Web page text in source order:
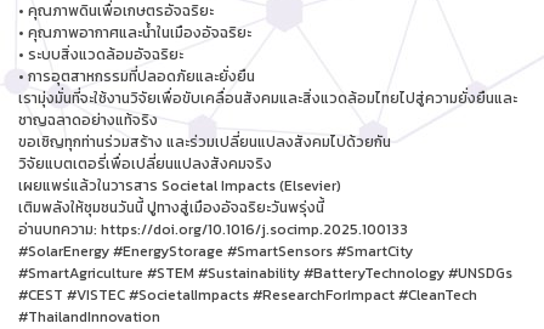
• คุณภาพดินเพื่อเกษตรอัจฉริยะ
• คุณภาพอากาศและน้ำในเมืองอัจฉริยะ
• ระบบสิ่งแวดล้อมอัจฉริยะ
• การอุตสาหกรรมที่ปลอดภัยและยั่งยืน
เรามุ่งมั่นที่จะใช้งานวิจัยเพื่อขับเคลื่อนสังคมและสิ่งแวดล้อมไทยไปสู่ความยั่งยืนและ
ชาญฉลาดอย่างแท้จริง
ขอเชิญทุกท่านร่วมสร้าง และร่วมเปลี่ยนแปลงสังคมไปด้วยกัน
วิจัยแบตเตอรี่เพื่อเปลี่ยนแปลงสังคมจริง
เผยแพร่แล้วในวารสาร Societal Impacts (Elsevier)
เติมพลังให้ชุมชนวันนี้ ปูทางสู่เมืองอัจฉริยะวันพรุ่งนี้
อ่านบทความ: https://doi.org/10.1016/j.socimp.2025.100133
#SolarEnergy #EnergyStorage #SmartSensors #SmartCity
#SmartAgriculture #STEM #Sustainability #BatteryTechnology #UNSDGs
#CEST #VISTEC #SocietalImpacts #ResearchForImpact #CleanTech
#ThailandInnovation